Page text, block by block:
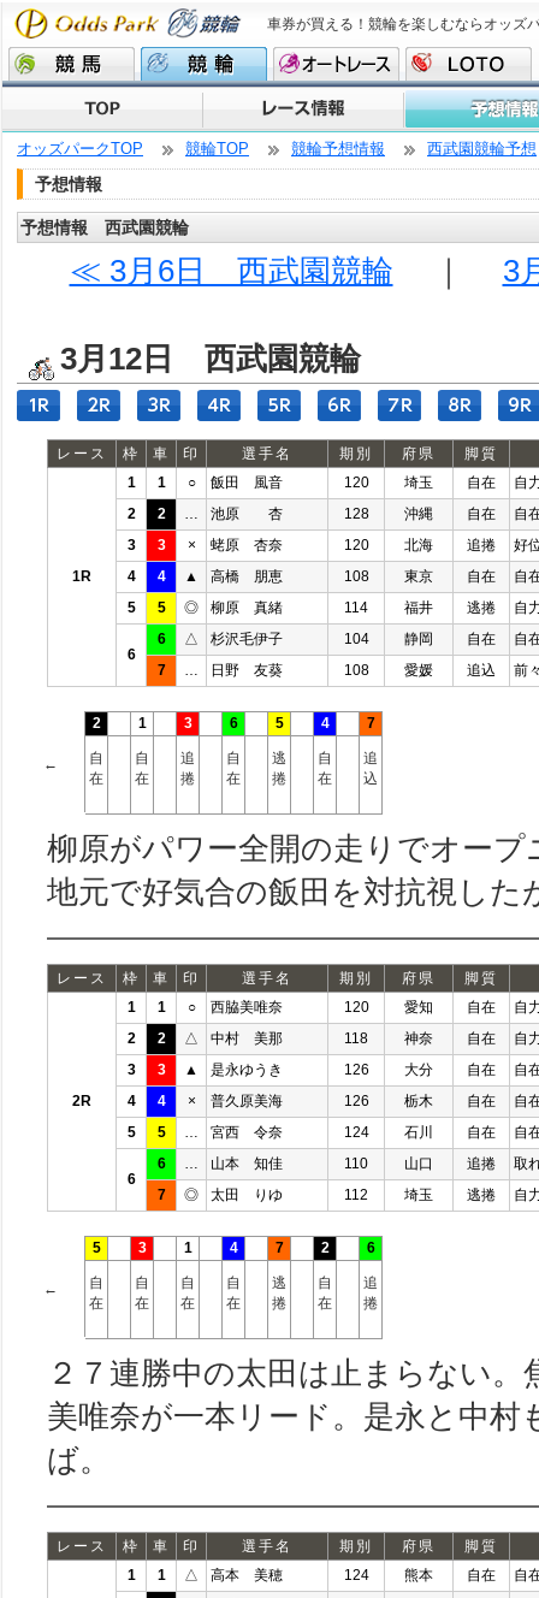
車券が買える！競輪を楽しむならオッズ
オッズパークTOP 競輪TOP 競輪予想情報 西武園競輪予想
予想情報
予想情報 西武園競輪
≪ 3月6日 西武園競輪 ｜ 3
3月12日 西武園競輪
レース 枠 車 印 選手名 期別 府県 脚質
1R
1 1 ○ 飯田 風音 120 埼玉 自在
自
2
2 池原 杏 128 沖縄 自在
自
3
3 × 蛯原 杏奈 120 北海 追捲
好
4
4 ▲ 高橋 朋恵 108 東京 自在
自
5
5 ◎ 柳原 真緒 114 福井 逃捲 自
6
6 △ 杉沢毛伊子 104 静岡 自在
自
7
日野 友葵 108 愛媛 追込 前
←
2
自
在
1
自
在
3
追
捲
6
自
在
5
逃
捲
4
自
在
7
追
込
柳原がパワー全開の走りでオー
地元で好気合の飯田を対抗視した
レース 枠 車 印 選手名 期別 府県 脚質
2R
1 1 ○ 西脇美唯奈 120 愛知 自在
自
2
2 △ 中村 美那 118 神奈 自在
自
3
3 ▲ 是永ゆうき 126 大分 自在
自
4
4 × 普久原美海 126 栃木 自在
自
5
5 宮西 令奈 124 石川 自在 自
6
6 山本 知佳 110 山口 追捲
取
7
◎ 太田 りゆ 112 埼玉 逃捲 自
←
5
自
在
3
自
在
1
自
在
4
自
在
7
逃
捲
2
自
在
6
追
捲
２７連勝中の太田は止まらない
美唯奈が一本リード。是永と中村
ば。
レース 枠 車 印 選手名 期別 府県 脚質
1 1 △ 高本 美穂 124 熊本 自在
自